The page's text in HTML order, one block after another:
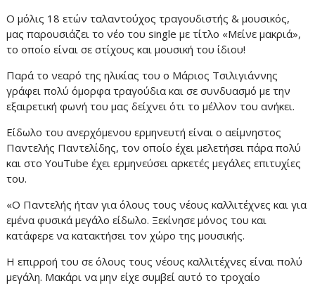
Ο μόλις 18 ετών ταλαντούχος τραγουδιστής & μουσικός,
μας παρουσιάζει το νέο του single με τίτλο «Μείνε μακριά»,
το οποίο είναι σε στίχους και μουσική του ίδιου!
Παρά το νεαρό της ηλικίας του ο Μάριος Τσιλιγιάννης
γράφει πολύ όμορφα τραγούδια και σε συνδυασμό με την
εξαιρετική φωνή του μας δείχνει ότι το μέλλον του ανήκει.
Είδωλο του ανερχόμενου ερμηνευτή είναι ο αείμνηστος
Παντελής Παντελίδης, τον οποίο έχει μελετήσει πάρα πολύ
και στο YouTube έχει ερμηνεύσει αρκετές μεγάλες επιτυχίες
του.
«Ο Παντελής ήταν για όλους τους νέους καλλιτέχνες και για
εμένα φυσικά μεγάλο είδωλο. Ξεκίνησε μόνος του και
κατάφερε να κατακτήσει τον χώρο της μουσικής.
Η επιρροή του σε όλους τους νέους καλλιτέχνες είναι πολύ
μεγάλη. Μακάρι να μην είχε συμβεί αυτό το τροχαίο